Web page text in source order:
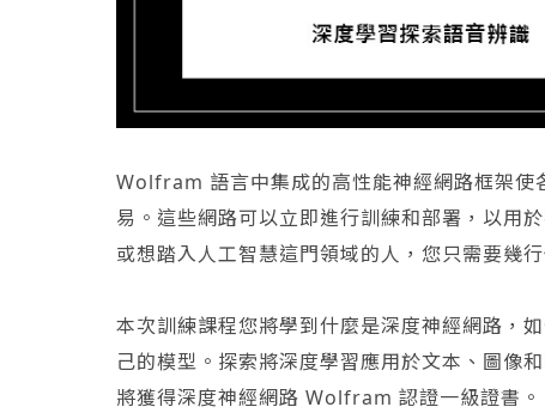
Wolfram 語言中集成的高性能神經網路框架使
易。這些網路可以立即進行訓練和部署，以用
或想踏入人工智慧這門領域的人，您只需要幾
本次訓練課程您將學到什麼是深度神經網路，
己的模型。探索將深度學習應用於文本、圖像
將獲得深度神經網路 Wolfram 認證一級證書。